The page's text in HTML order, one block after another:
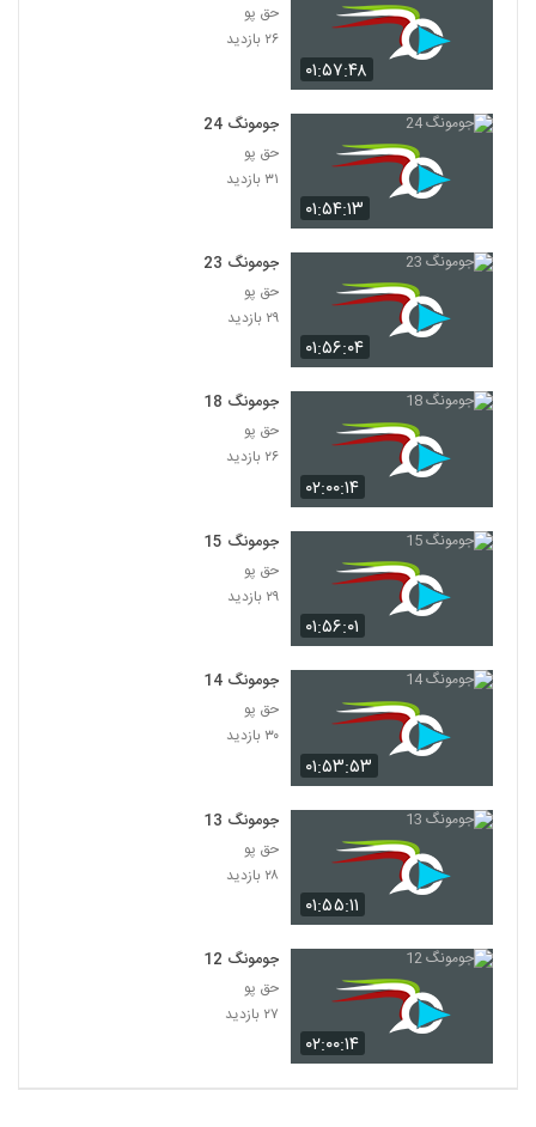
۰۱:۵۷:۴۸
حق پو
۲۶ بازدید
۰۱:۵۴:۱۳
جومونگ 24
حق پو
۳۱ بازدید
۰۱:۵۶:۰۴
جومونگ 23
حق پو
۲۹ بازدید
۰۲:۰۰:۱۴
جومونگ 18
حق پو
۲۶ بازدید
۰۱:۵۶:۰۱
جومونگ 15
حق پو
۲۹ بازدید
۰۱:۵۳:۵۳
جومونگ 14
حق پو
۳۰ بازدید
۰۱:۵۵:۱۱
جومونگ 13
حق پو
۲۸ بازدید
۰۲:۰۰:۱۴
جومونگ 12
حق پو
۲۷ بازدید